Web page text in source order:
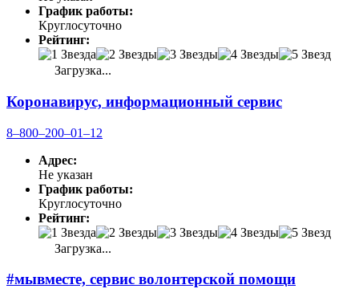
График работы:
Круглосуточно
Рейтинг:
Загрузка...
Коронавирус, информационный сервис
8‒800‒200‒01‒12
Адрес:
Не указан
График работы:
Круглосуточно
Рейтинг:
Загрузка...
#мывместе, сервис волонтерской помощи